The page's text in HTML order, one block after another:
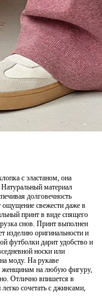
с эластаном, она
материал
долговечность
ощущение свежести даже в
принт в виде спящего
снов. Принт выполнен
изделию оригинальности и
футболки дарит удобство и
носки или
моду. На рукаве
женщинам на любую фигуру,
Отлично впишется в
сочетать с джинсами,